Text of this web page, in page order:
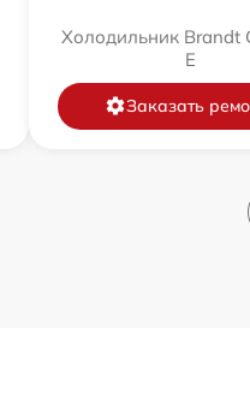
Холодильник Brandt
E
Заказать